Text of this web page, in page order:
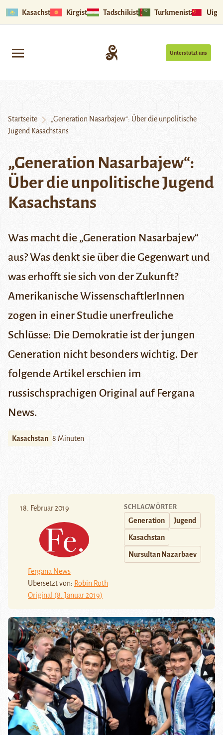
Kasachstan Kirgistan Tadschikistan Turkmenistan
Unterstützt uns
Startseite
„Generation Nasarbajew“: Über die unpolitische
Jugend Kasachstans
„Generation Nasarbajew“:
Über die unpolitische Jugend
Kasachstans
Was macht die „Generation Nasarbajew“
aus? Was denkt sie über die Gegenwart und
was erhofft sie sich von der Zukunft?
Amerikanische WissenschaftlerInnen
zogen in einer Studie unerfreuliche
Schlüsse: Die Demokratie ist der jungen
Generation nicht besonders wichtig. Der
folgende Artikel erschien im
russischsprachigen Original auf Fergana
News.
Kasachstan 8 Minuten
18. Februar 2019
Fergana News
Übersetzt von: Robin Roth
Original (8. Januar 2019)
SCHLAGWÖRTER
Generation Jugend
Kasachstan
Nursultan Nazarbaev